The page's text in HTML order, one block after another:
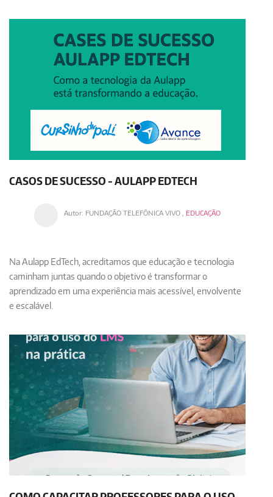
CASOS DE SUCESSO - AULAPP EDTECH
Autor: FUNDAÇÃO TELEFÔNICA VIVO EDUCAÇÃO
Na Aulapp EdTech, acreditamos que educação e tecnologia
caminham juntas quando o objetivo é transformar o
aprendizado em uma experiência mais acessível, envolvente
e escalável.